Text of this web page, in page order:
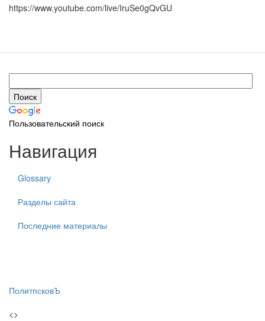
https://www.youtube.com/live/IruSe0gQvGU
Пользовательский поиск
Навигация
Glossary
Разделы сайта
Последние материалы
ПолитпсковЪ
<>